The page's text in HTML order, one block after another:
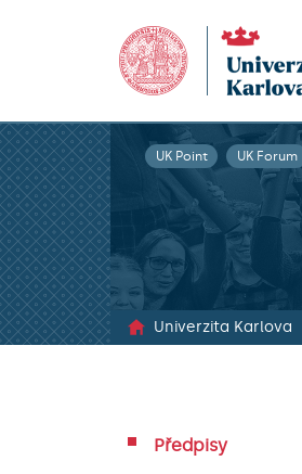
UK Point UK Forum
Univerzita Karlova
Předpisy